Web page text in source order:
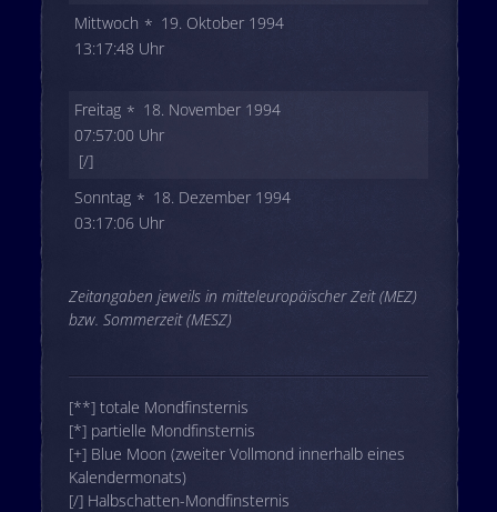
Mittwoch
19. Oktober 1994
13:17:48 Uhr
Freitag
18. November 1994
07:57:00 Uhr
[/]
Sonntag
18. Dezember 1994
03:17:06 Uhr
Zeitangaben jeweils in mitteleuropäischer Zeit (MEZ)
bzw. Sommerzeit (MESZ)
[**] totale Mondfinsternis
[*] partielle Mondfinsternis
[+] Blue Moon (zweiter Vollmond innerhalb eines
Kalendermonats)
[/] Halbschatten-Mondfinsternis